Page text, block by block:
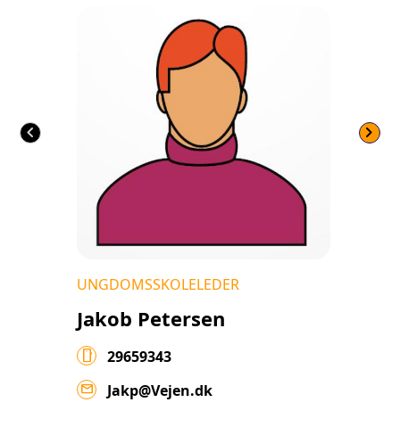
chevron_left chevron_right
UNGDOMSSKOLELEDER
Jakob Petersen
smartphone 29659343
mail Jakp@Vejen.dk